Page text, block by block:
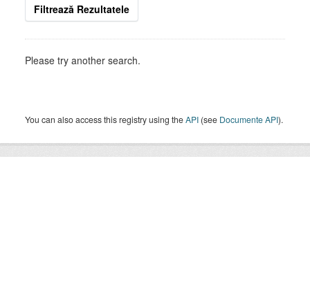
Filtrează Rezultatele
Please try another search.
You can also access this registry using theAPI (see Documente API).